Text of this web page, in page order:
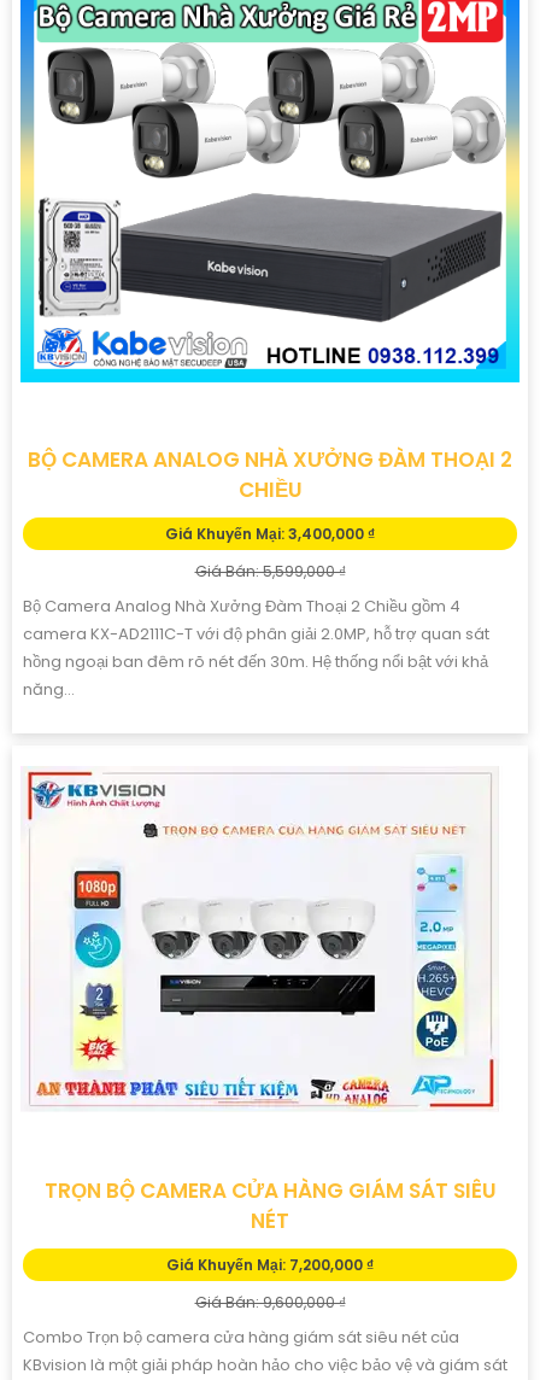
BỘ CAMERA ANALOG NHÀ XƯỞNG ĐÀM THOẠI 2
CHIỀU
Giá Khuyến Mại: 3,400,000 ₫
Giá Bán: 5,599,000 ₫
Bộ Camera Analog Nhà Xưởng Đàm Thoại 2 Chiều gồm 4
camera KX-AD2111C-T với độ phân giải 2.0MP, hỗ trợ quan sát
hồng ngoại ban đêm rõ nét đến 30m. Hệ thống nổi bật với khả
năng...
TRỌN BỘ CAMERA CỬA HÀNG GIÁM SÁT SIÊU
NÉT
Giá Khuyến Mại: 7,200,000 ₫
Giá Bán: 9,600,000 ₫
Combo Trọn bộ camera cửa hàng giám sát siêu nét của
KBvision là một giải pháp hoàn hảo cho việc bảo vệ và giám sát